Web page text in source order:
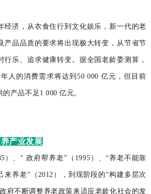
经济，从衣食住行到文化娱乐，新一代的老
产品品 质的要求将出现极大转变，从节省节
行乐、追求健康转变。 据全国老龄委测算，
人的消费需求将达到50 000 亿元，但目前
的产品不足 1 000亿元。
产业发展
）、“ 政府帮养老”（1995）、“养老不能靠
来养老”（2012），到现阶段的“构建多层次
府不断调整养老政策来适应老龄化社会的发